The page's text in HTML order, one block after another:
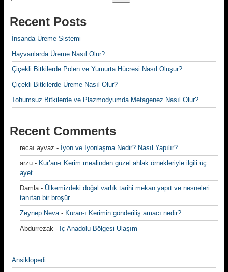
Recent Posts
İnsanda Üreme Sistemi
Hayvanlarda Üreme Nasıl Olur?
Çiçekli Bitkilerde Polen ve Yumurta Hücresi Nasıl Oluşur?
Çiçekli Bitkilerde Üreme Nasıl Olur?
Tohumsuz Bitkilerde ve Plazmodyumda Metagenez Nasıl Olur?
Recent Comments
recaı ayvaz - İyon ve İyonlaşma Nedir? Nasıl Yapılır?
arzu - Kur’an-ı Kerim mealinden güzel ahlak örnekleriyle ilgili üç
ayet…
Damla - Ülkemizdeki doğal varlık tarihi mekan yapıt ve nesneleri
tanıtan bir broşür…
Zeynep Neva - Kuran-ı Kerimin gönderiliş amacı nedir?
Abdurrezak - İç Anadolu Bölgesi Ulaşım
Ansiklopedi